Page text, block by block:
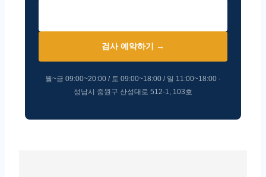
검사 예약하기 →
월~금 09:00~20:00 / 토 09:00~18:00 / 일 11:00~18:00 ·
성남시 중원구 산성대로 512-1, 103호